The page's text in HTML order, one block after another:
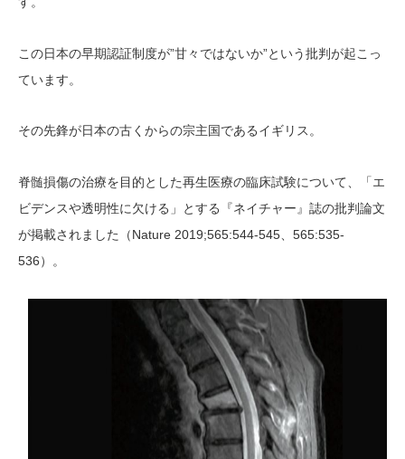
この日本の早期認証制度が”甘々ではないか”という批判が起こっ
ています。
その先鋒が日本の古くからの宗主国であるイギリス。
脊髄損傷の治療を目的とした再生医療の臨床試験について、「エ
ビデンスや透明性に欠ける」とする『ネイチャー』誌の批判論文
が掲載されました（ Nature 2019;565:544-545、565:535-
536）。